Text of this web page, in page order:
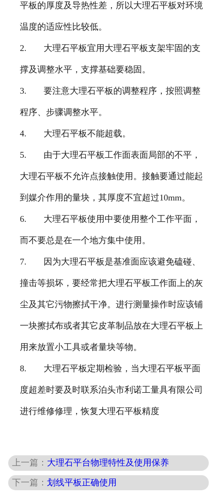
平板的厚度及导热性差，所以大理石平板对环境
温度的适应性比较低。
2. 大理石平板宜用大理石平板支架牢固的支
撑及调整水平，支撑基础要稳固。
3. 要注意大理石平板的调整程序，按照调整
程序、步骤调整水平。
4. 大理石平板不能超载。
5. 由于大理石平板工作面表面局部的不平，
大理石平板不允许点接触使用。接触要通过能起
到媒介作用的量块，其厚度不宜超过10mm。
6. 大理石平板使用中要使用整个工作平面，
而不要总是在一个地方集中使用。
7. 因为大理石平板是基准面应该避免磕碰、
撞击等损坏，要经常把大理石平板工作面上的灰
尘及其它污物擦拭干净。进行测量操作时应该铺
一块擦拭布或者其它皮革制品放在大理石平板上
用来放置小工具或者量块等物。
8. 大理石平板定期检验，当大理石平板平面
度超差时要及时联系泊头市利诺工量具有限公司
进行维修修理，恢复大理石平板精度
上一篇： 大理石平台物理特性及使用保养
下一篇：划线平板正确使用